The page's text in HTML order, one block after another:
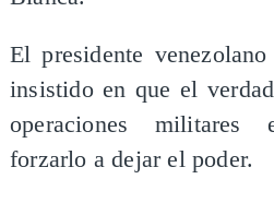
El presidente
insistido en que el
operaciones militares
forzarlo a dejar el poder.